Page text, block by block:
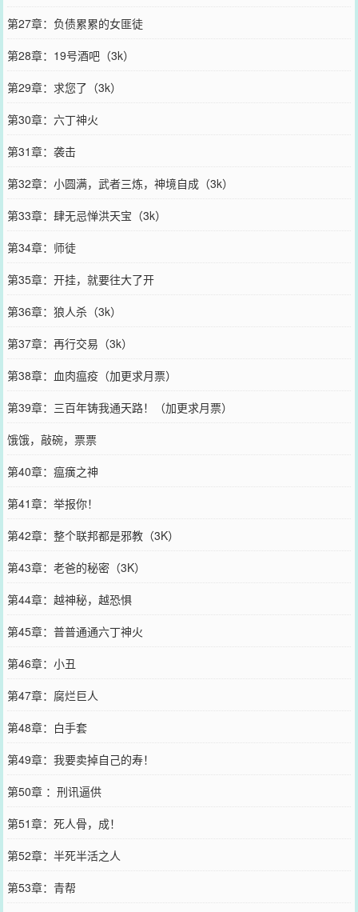
第27章：负债累累的女匪徒
第28章：19号酒吧（3k）
第29章：求您了（3k）
第30章：六丁神火
第31章：袭击
第32章：小圆满，武者三炼，神境自成（3k）
第33章：肆无忌惮洪天宝（3k）
第34章：师徒
第35章：开挂，就要往大了开
第36章：狼人杀（3k）
第37章：再行交易（3k）
第38章：血肉瘟疫（加更求月票）
第39章：三百年铸我通天路！（加更求月票）
饿饿，敲碗，票票
第40章：瘟癀之神
第41章：举报你！
第42章：整个联邦都是邪教（3K）
第43章：老爸的秘密（3K）
第44章：越神秘，越恐惧
第45章：普普通通六丁神火
第46章：小丑
第47章：腐烂巨人
第48章：白手套
第49章：我要卖掉自己的寿！
第50章 ：刑讯逼供
第51章：死人骨，成！
第52章：半死半活之人
第53章：青帮